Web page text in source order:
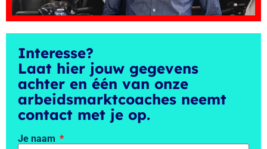
Interesse?
Laat hier jouw gegevens
achter en één van onze
arbeidsmarktcoaches neemt
contact met je op.
Je naam